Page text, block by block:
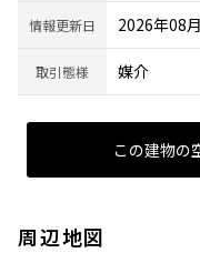
情報更新日 2026年08
取引態様 媒介
この建物の
周辺地図